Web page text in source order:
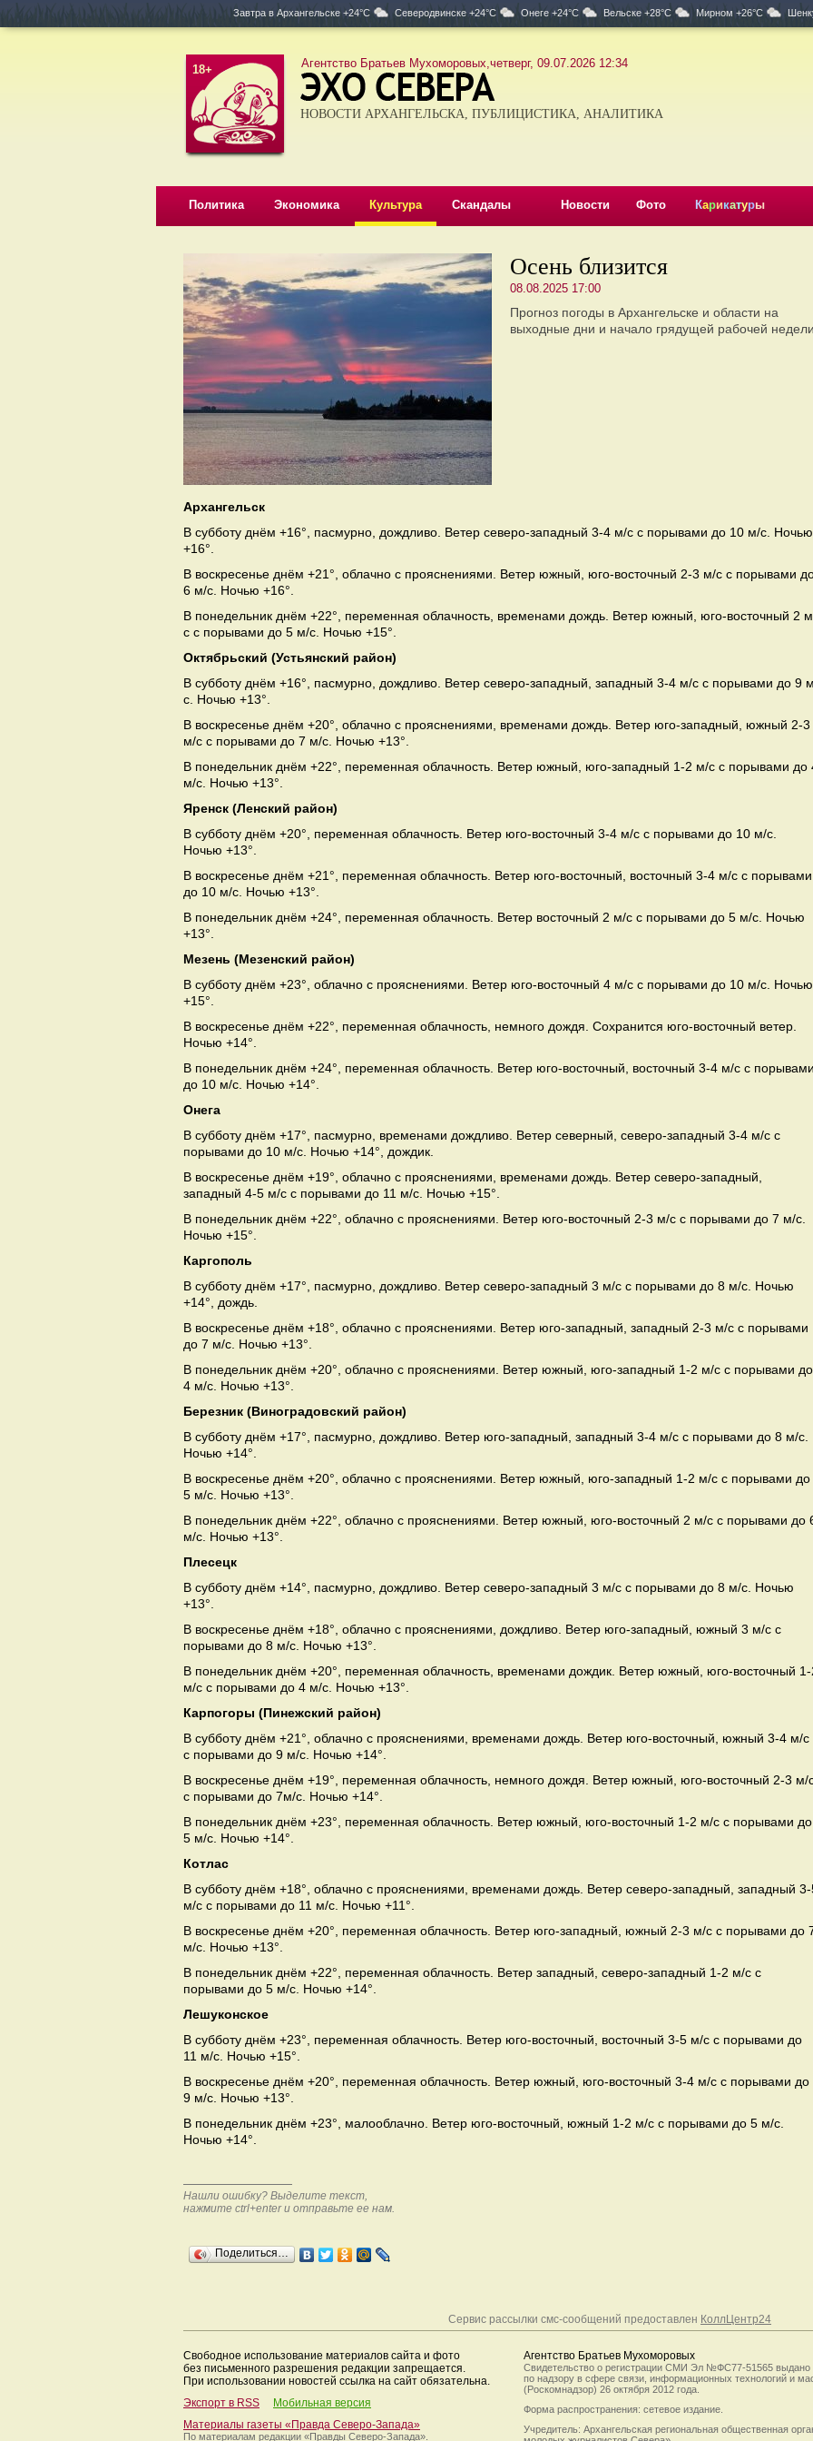
Завтра в Архангельске +24°C Северодвинске +24°C Онеге +24°C Вельске +28°C Мирном +26°C
18+ Агентство Братьев Мухоморовых,четверг, 09.07.2026 12:34
НОВОСТИ АРХАНГЕЛЬСКА, ПУБЛИЦИСТИКА, АНАЛИТИКА
Политика Экономика Культура Скандалы Новости Фото Карикатуры
Осень близится
08.08.2025 17:00
Прогноз погоды в Архангельске и области на
выходные дни и начало грядущей рабочей
Архангельск
В субботу днём +16°, пасмурно, дождливо. Ветер северо-западный 3-4 м/с с порывами до 10 м/с. Ночью
+16°.
В воскресенье днём +21°, облачно с прояснениями. Ветер южный, юго-восточный 2-3 м/с с порывами
6 м/с. Ночью +16°.
В понедельник днём +22°, переменная облачность, временами дождь. Ветер южный, юго-восточный 2
с с порывами до 5 м/с. Ночью +15°.
Октябрьский (Устьянский район)
В субботу днём +16°, пасмурно, дождливо. Ветер северо-западный, западный 3-4 м/с с порывами до 9
с. Ночью +13°.
В воскресенье днём +20°, облачно с прояснениями, временами дождь. Ветер юго-западный, южный 2-3
м/с с порывами до 7 м/с. Ночью +13°.
В понедельник днём +22°, переменная облачность. Ветер южный, юго-западный 1-2 м/с с порывами до
м/с. Ночью +13°.
Яренск (Ленский район)
В субботу днём +20°, переменная облачность. Ветер юго-восточный 3-4 м/с с порывами до 10 м/с.
Ночью +13°.
В воскресенье днём +21°, переменная облачность. Ветер юго-восточный, восточный 3-4 м/с с порывами
до 10 м/с. Ночью +13°.
В понедельник днём +24°, переменная облачность. Ветер восточный 2 м/с с порывами до 5 м/с. Ночью
+13°.
Мезень (Мезенский район)
В субботу днём +23°, облачно с прояснениями. Ветер юго-восточный 4 м/с с порывами до 10 м/с. Ночью
+15°.
В воскресенье днём +22°, переменная облачность, немного дождя. Сохранится юго-восточный ветер.
Ночью +14°.
В понедельник днём +24°, переменная облачность. Ветер юго-восточный, восточный 3-4 м/с с
до 10 м/с. Ночью +14°.
Онега
В субботу днём +17°, пасмурно, временами дождливо. Ветер северный, северо-западный 3-4 м/с с
порывами до 10 м/с. Ночью +14°, дождик.
В воскресенье днём +19°, облачно с прояснениями, временами дождь. Ветер северо-западный,
западный 4-5 м/с с порывами до 11 м/с. Ночью +15°.
В понедельник днём +22°, облачно с прояснениями. Ветер юго-восточный 2-3 м/с с порывами до 7 м/с.
Ночью +15°.
Каргополь
В субботу днём +17°, пасмурно, дождливо. Ветер северо-западный 3 м/с с порывами до 8 м/с. Ночью
+14°, дождь.
В воскресенье днём +18°, облачно с прояснениями. Ветер юго-западный, западный 2-3 м/с с порывами
до 7 м/с. Ночью +13°.
В понедельник днём +20°, облачно с прояснениями. Ветер южный, юго-западный 1-2 м/с с порывами до
4 м/с. Ночью +13°.
Березник (Виноградовский район)
В субботу днём +17°, пасмурно, дождливо. Ветер юго-западный, западный 3-4 м/с с порывами до 8 м/с.
Ночью +14°.
В воскресенье днём +20°, облачно с прояснениями. Ветер южный, юго-западный 1-2 м/с с порывами до
5 м/с. Ночью +13°.
В понедельник днём +22°, облачно с прояснениями. Ветер южный, юго-восточный 2 м/с с порывами до
м/с. Ночью +13°.
Плесецк
В субботу днём +14°, пасмурно, дождливо. Ветер северо-западный 3 м/с с порывами до 8 м/с. Ночью
+13°.
В воскресенье днём +18°, облачно с прояснениями, дождливо. Ветер юго-западный, южный 3 м/с с
порывами до 8 м/с. Ночью +13°.
В понедельник днём +20°, переменная облачность, временами дождик. Ветер южный, юго-восточный
м/с с порывами до 4 м/с. Ночью +13°.
Карпогоры (Пинежский район)
В субботу днём +21°, облачно с прояснениями, временами дождь. Ветер юго-восточный, южный 3-4 м/с
с порывами до 9 м/с. Ночью +14°.
В воскресенье днём +19°, переменная облачность, немного дождя. Ветер южный, юго-восточный 2-3 м/
с порывами до 7м/с. Ночью +14°.
В понедельник днём +23°, переменная облачность. Ветер южный, юго-восточный 1-2 м/с с порывами до
5 м/с. Ночью +14°.
Котлас
В субботу днём +18°, облачно с прояснениями, временами дождь. Ветер северо-западный, западный
м/с с порывами до 11 м/с. Ночью +11°.
В воскресенье днём +20°, переменная облачность. Ветер юго-западный, южный 2-3 м/с с порывами до
м/с. Ночью +13°.
В понедельник днём +22°, переменная облачность. Ветер западный, северо-западный 1-2 м/с с
порывами до 5 м/с. Ночью +14°.
Лешуконское
В субботу днём +23°, переменная облачность. Ветер юго-восточный, восточный 3-5 м/с с порывами до
11 м/с. Ночью +15°.
В воскресенье днём +20°, переменная облачность. Ветер южный, юго-восточный 3-4 м/с с порывами до
9 м/с. Ночью +13°.
В понедельник днём +23°, малооблачно. Ветер юго-восточный, южный 1-2 м/с с порывами до 5 м/с.
Ночью +14°.
Нашли ошибку? Выделите текст,
нажмите ctrl+enter и отправьте ее нам.
Поделиться…
Сервис рассылки смс-сообщений предоставлен КоллЦентр24
Свободное использование материалов сайта и фото
без письменного разрешения редакции запрещается.
При использовании новостей ссылка на сайт обязательна.
Экспорт в RSS
Мобильная версия
Материалы газеты «Правда Северо-Запада»
По материалам редакции «Правды Северо-Запада».
Агентство Братьев Мухоморовых
Свидетельство о регистрации СМИ Эл №ФС77-51565 выдано
по надзору в сфере связи, информационных технологий и
(Роскомнадзор) 26 октября 2012 года.
Форма распространения: сетевое издание.
Учредитель: Архангельская региональная общественная